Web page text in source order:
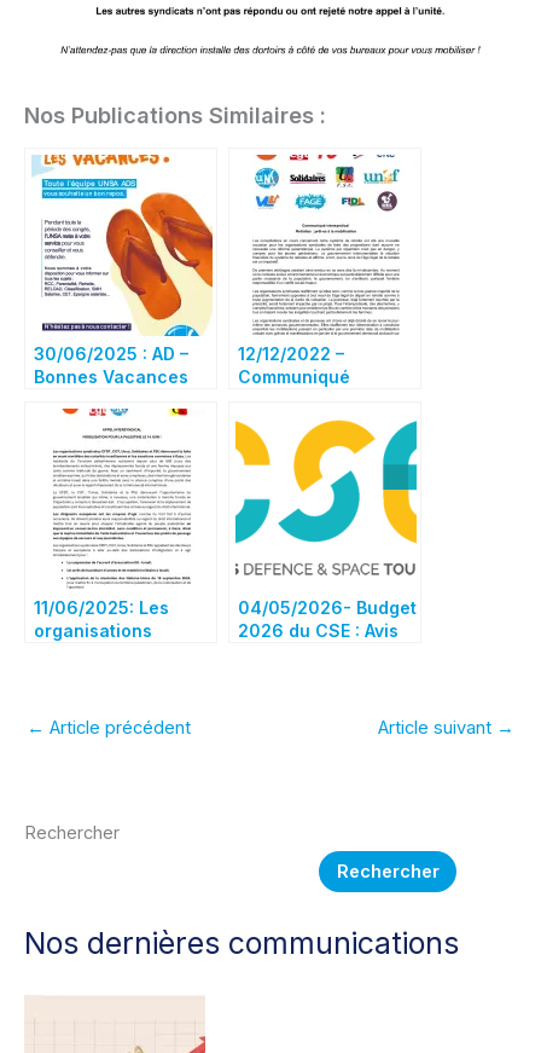
Nos Publications Similaires :
30/06/2025 : AD –
Bonnes Vacances
12/12/2022 –
Communiqué
Retraites : prêts à la
mobilisation
11/06/2025: Les
organisations
dénoncent la fuite
à Gaza.
04/05/2026- Budget
2026 du CSE : Avis
← Article précédent Article suivant →
Rechercher
Rechercher
Nos dernières communications